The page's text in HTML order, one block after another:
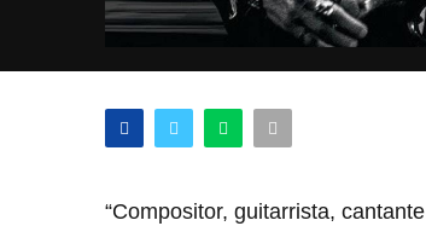
“Compositor, guitarrista,